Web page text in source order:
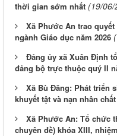
thời gian sớm nhất (19/06/
Xã Phước An trao
ngành Giáo dục năm 2026
Đảng ủy xã Xuân Định
đảng bộ trực thuộc quý II
Xã Bù Đăng: Phát triển
khuyết tật và nạn nhân
Xã Phước An: Tổ chức
chuyên đề) khóa XIII,